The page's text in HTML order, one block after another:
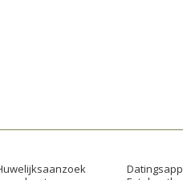
Datingsapp